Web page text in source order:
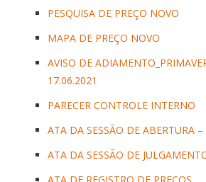
PESQUISA DE PREÇO NOVO
MAPA DE PREÇO NOVO
AVISO DE
17.06.2021
PARECER CONTROLE INTERNO
ATA DA SESSÃO DE ABERTURA
ATA DA SESSÃO DE